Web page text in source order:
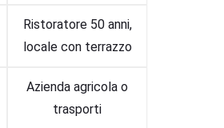
Ristoratore 50 anni,
locale con terrazzo
Azienda agricola o
trasporti